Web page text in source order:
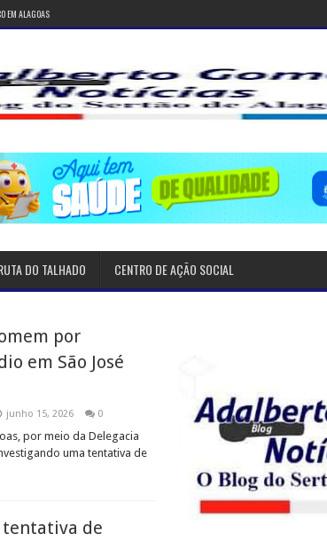
EM ALAGOAS
DO TALHADO CENTRO DE AÇÃO SOCIAL
por
em São José
junho 15, 2026 0
por meio da Delegacia
uma tentativa de
tentativa de